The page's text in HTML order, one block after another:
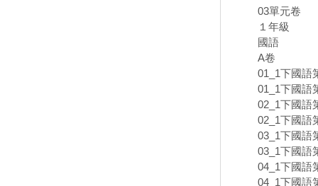
03單元卷
１年級
國語
A卷
01_1下國語
01_1下國語
02_1下國語
02_1下國語
03_1下國語
03_1下國語
04_1下國語
04_1下國語